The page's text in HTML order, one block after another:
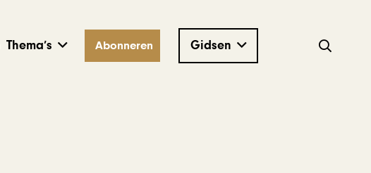
Thema’s Abonneren Gidsen